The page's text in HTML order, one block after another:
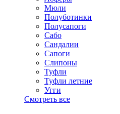
Мюли
Полуботинки
Полусапоги
Сабо
Сандалии
Сапоги
Слипоны
Туфли
Туфли летние
Угги
Смотреть все